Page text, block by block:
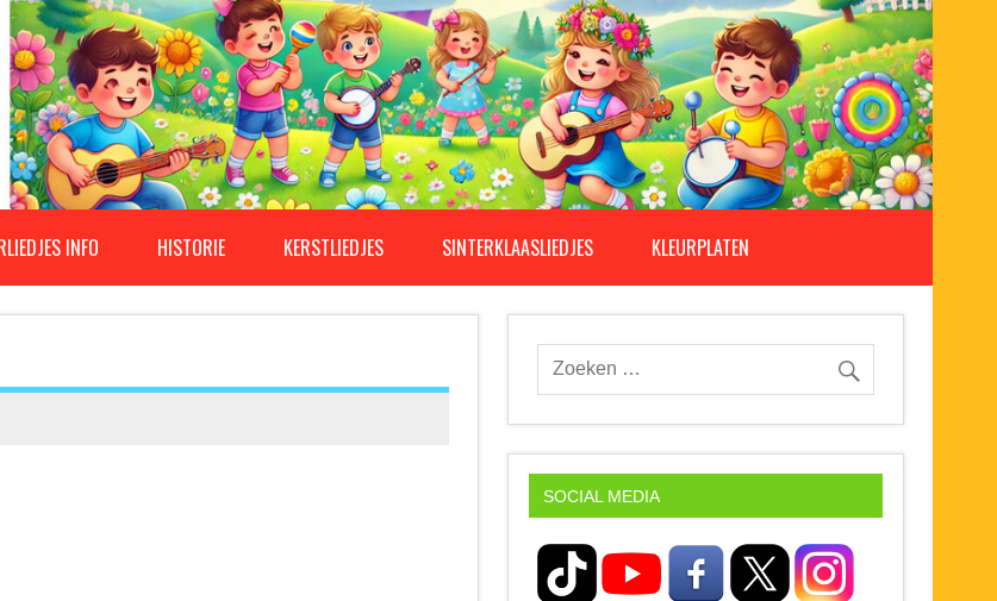
INFO HISTORIE KERSTLIEDJES SINTERKLAASLIEDJES KLEURPLATEN
SOCIAL MEDIA